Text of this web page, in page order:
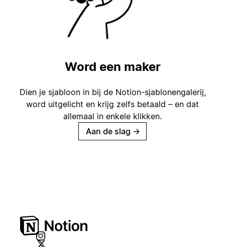
Word een maker
Dien je sjabloon in bij de Notion-sjablonengalerij,
word uitgelicht en krijg zelfs betaald – en dat
allemaal in enkele klikken.
Aan de slag →